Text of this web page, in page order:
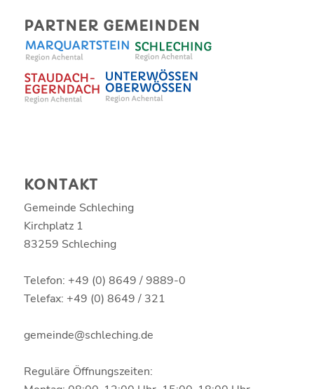
PARTNER GEMEINDEN
KONTAKT
Gemeinde Schleching
Kirchplatz 1
83259 Schleching
Telefon: +49 (0) 8649 / 9889-0
Telefax: +49 (0) 8649 / 321
gemeinde@schleching.de
Reguläre Öffnungszeiten: